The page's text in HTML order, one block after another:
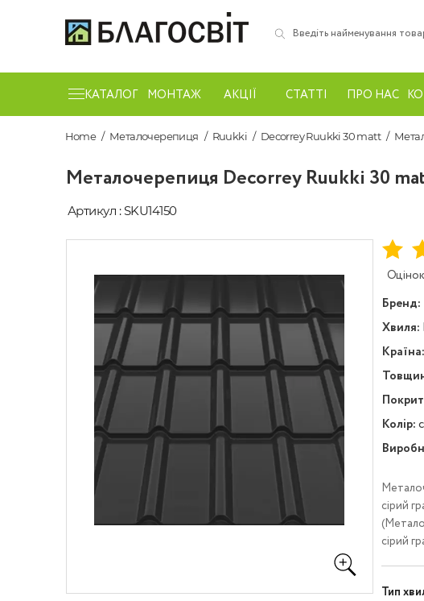
КАТАЛОГ МОНТАЖ АКЦІЇ СТАТТІ ПРО НАС
Home Металочерепиця Ruukki Decorrey Ruukki 30 matt
Металочерепиця Decorrey Ruukki 30
Артикул : SKU14150
Бренд:
Хвиля:
Країна:
Колір:
сірий
сірий
Тип